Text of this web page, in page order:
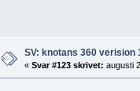
SV: knotans 360 verision
« Svar #123 skrivet: augusti